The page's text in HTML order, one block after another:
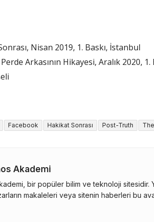
Nisan 2019, 1. Baskı, İstanbul
Arkasının Hikayesi, Aralık 2020, 1.
Facebook Hakikat Sonrası Post-Truth
Akademi
bir popüler bilim ve teknoloji sitesidir.
makaleleri veya sitenin haberleri bu